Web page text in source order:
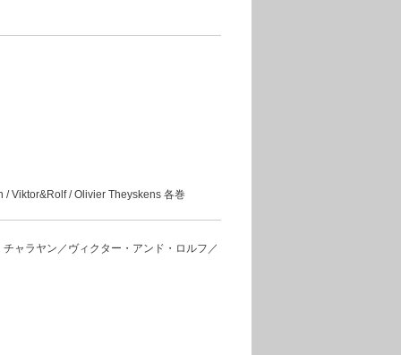
Viktor&Rolf / Olivier Theyskens 各巻
ャラヤン／ヴィクター・アンド・ロルフ／